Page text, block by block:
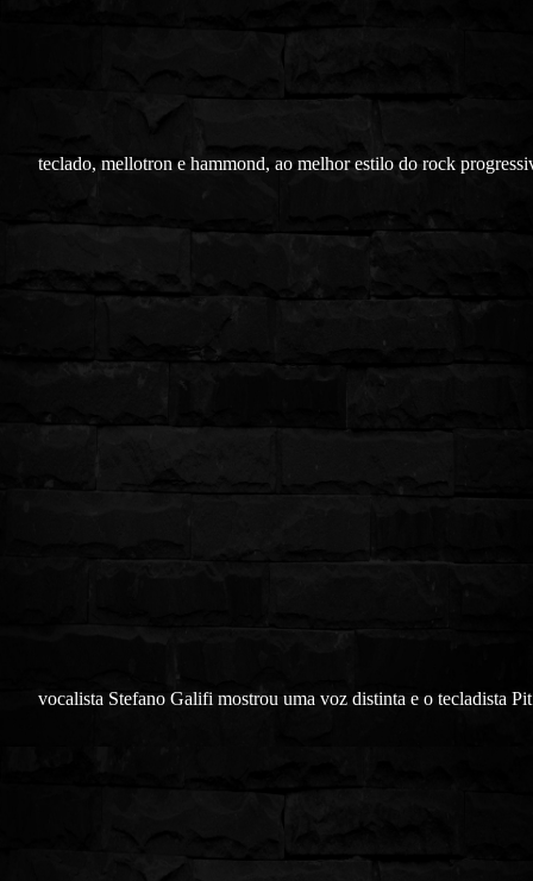
teclado, mellotron e hammond, ao melhor estilo do rock
vocalista Stefano Galifi mostrou uma voz distinta e o tecladista